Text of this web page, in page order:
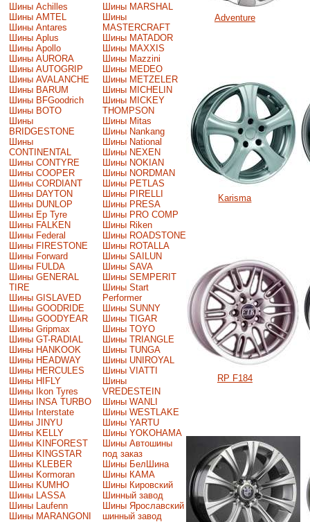
Шины Achilles
Шины AMTEL
Шины Antares
Шины Aplus
Шины Apollo
Шины AURORA
Шины AUTOGRIP
Шины AVALANCHE
Шины BARUM
Шины BFGoodrich
Шины BOTO
Шины
BRIDGESTONE
Шины
CONTINENTAL
Шины CONTYRE
Шины COOPER
Шины CORDIANT
Шины DAYTON
Шины DUNLOP
Шины Ep Tyre
Шины FALKEN
Шины Federal
Шины FIRESTONE
Шины Forward
Шины FULDA
Шины GENERAL
TIRE
Шины GISLAVED
Шины GOODRIDE
Шины GOODYEAR
Шины Gripmax
Шины GT-RADIAL
Шины HANKOOK
Шины HEADWAY
Шины HERCULES
Шины HIFLY
Шины Ikon Tyres
Шины INSA TURBO
Шины Interstate
Шины JINYU
Шины KELLY
Шины KINFOREST
Шины KINGSTAR
Шины KLEBER
Шины Kormoran
Шины KUMHO
Шины LASSA
Шины Laufenn
Шины MARANGONI
Шины MARSHAL
Шины
MASTERCRAFT
Шины MATADOR
Шины MAXXIS
Шины Mazzini
Шины MEDEO
Шины METZELER
Шины MICHELIN
Шины MICKEY
THOMPSON
Шины Mitas
Шины Nankang
Шины National
Шины NEXEN
Шины NOKIAN
Шины NORDMAN
Шины PETLAS
Шины PIRELLI
Шины PRESA
Шины PRO COMP
Шины Riken
Шины ROADSTONE
Шины ROTALLA
Шины SAILUN
Шины SAVA
Шины SEMPERIT
Шины Start
Performer
Шины SUNNY
Шины TIGAR
Шины TOYO
Шины TRIANGLE
Шины TUNGA
Шины UNIROYAL
Шины VIATTI
Шины
VREDESTEIN
Шины WANLI
Шины WESTLAKE
Шины YARTU
Шины YOKOHAMA
Шины Автошины
под заказ
Шины БелШина
Шины КАМА
Шины Кировский
Шинный завод
Шины Ярославский
шинный завод
Adventure
Karisma
RP F184